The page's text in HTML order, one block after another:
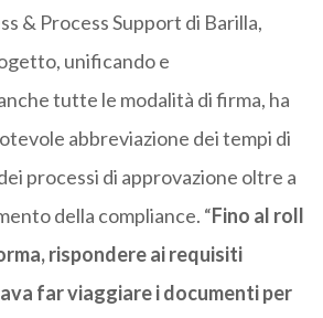
& Process Support di Barilla,
unificando e
tutte le modalità di firma, ha
abbreviazione dei tempi di
processi di approvazione oltre a
della compliance. “Fino al roll
rispondere ai requisiti
far viaggiare i documenti per